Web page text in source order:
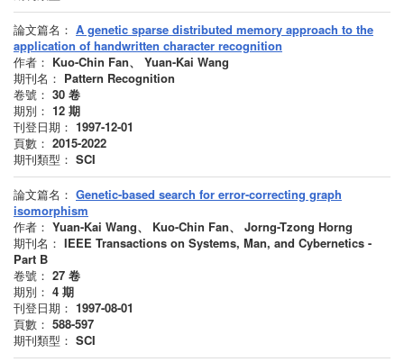
論文篇名： A genetic sparse distributed memory approach to the
application of handwritten character recognition
作者： Kuo-Chin Fan、 Yuan-Kai Wang
期刊名： Pattern Recognition
卷號： 30 卷
期別： 12 期
刊登日期： 1997-12-01
頁數： 2015-2022
期刊類型： SCI
論文篇名： Genetic-based search for error-correcting graph
isomorphism
作者： Yuan-Kai Wang、 Kuo-Chin Fan、 Jorng-Tzong Horng
期刊名： IEEE Transactions on Systems, Man, and Cybernetics -
Part B
卷號： 27 卷
期別： 4 期
刊登日期： 1997-08-01
頁數： 588-597
期刊類型： SCI